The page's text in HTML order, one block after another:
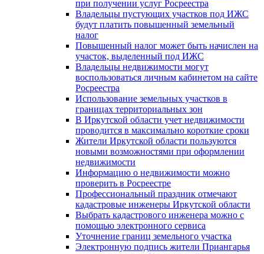
при получении услуг Росреестра
Владельцы пустующих участков под ИЖС
будут платить повышенный земельный
налог
Повышенный налог может быть начислен на
участок, выделенный под ИЖС
Владельцы недвижимости могут
воспользоваться личным кабинетом на сайте
Росреестра
Использование земельных участков в
границах территориальных зон
В Иркутской области учет недвижимости
проводится в максимально короткие сроки
Жители Иркутской области пользуются
новыми возможностями при оформлении
недвижимости
Информацию о недвижимости можно
проверить в Росреестре
Профессиональный праздник отмечают
кадастровые инженеры Иркутской области
Выбрать кадастрового инженера можно с
помощью электронного сервиса
Уточнение границ земельного участка
Электронную подпись жители Приангарья